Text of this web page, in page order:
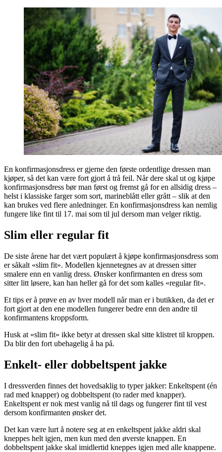
En konfirmasjonsdress er gjerne den første ordentlige dressen man
kjøper, så det kan være fort gjort å trå feil. Når dere skal ut og kjøpe
konfirmasjonsdress bør man først og fremst gå for en allsidig dress –
helst i klassiske farger som sort, marineblått eller grått – slik at den
kan brukes ved flere anledninger. En konfirmasjonsdress kan nemlig
fungere like fint til 17. mai som til jul dersom man velger riktig.
Slim eller regular fit
De siste årene har det vært populært å kjøpe konfirmasjonsdress som
er såkalt «slim fit». Modellen kjennetegnes av at dressen sitter
smalere enn en vanlig dress. Ønsker konfirmanten en dress som
sitter litt løsere, kan han heller gå for det som kalles «regular fit».
Et tips er å prøve en av hver modell når man er i butikken, da det er
fort gjort at den ene modellen fungerer bedre enn den andre til
konfirmantens kroppsform.
Husk at «slim fit» ikke betyr at dressen skal sitte klistret til kroppen.
Da blir den fort ubehagelig å ha på.
Enkelt- eller dobbeltspent jakke
I dressverden finnes det hovedsaklig to typer jakker: Enkeltspent (én
rad med knapper) og dobbeltspent (to rader med knapper).
Enkeltspent er nok mest vanlig nå til dags og fungerer fint til vest
dersom konfirmanten ønsker det.
Det kan være lurt å notere seg at en enkeltspent jakke aldri skal
kneppes helt igjen, men kun med den øverste knappen. En
dobbeltspent jakke skal imidlertid kneppes igjen med alle knappene.